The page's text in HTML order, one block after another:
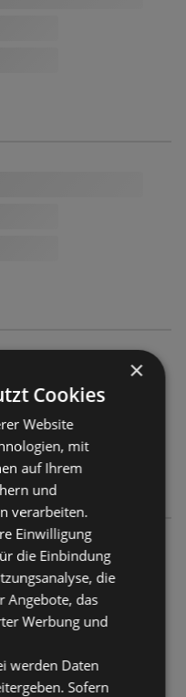
×
Cookies
Website
mit
auf Ihrem
und
verarbeiten.
Einwilligung
die Einbindung
die
Angebote, das
Werbung und
werden Daten
Sofern